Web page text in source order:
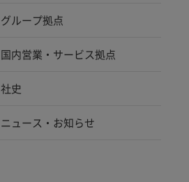
グループ拠点
国内営業・サービス拠点
社史
ニュース・お知らせ